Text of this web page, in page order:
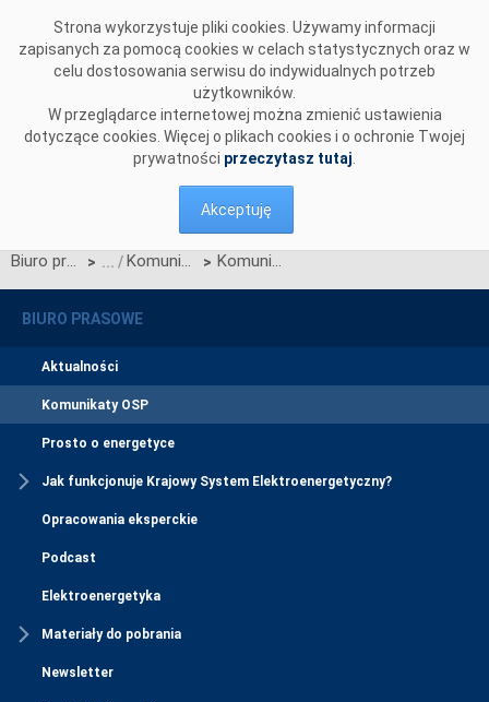
Strona wykorzystuje pliki cookies. Używamy informacji
zapisanych za pomocą cookies w celach statystycznych oraz w
celu dostosowania serwisu do indywidualnych potrzeb
użytkowników.
W przeglądarce internetowej można zmienić ustawienia
dotyczące cookies. Więcej o plikach cookies i o ochronie Twojej
prywatności przeczytasz tutaj
Akceptuję
Biuro prasowe > Komunikaty OSP > Komunikat OSP ws. konsultacji wniosku dot, ustanowienia jednolitej metody dostarczania danych dotyczących wytwarzania i obciążenia wymaganych do ustanowienia wspólnego modelu sieci oraz wniosku w sprawie metody dotyczącej wspólnego modelu sieci.
BIURO PRASOWE
Aktualności
Komunikaty OSP
Prosto o energetyce
Jak funkcjonuje Krajowy System Elektroenergetyczny?
Opracowania eksperckie
Podcast
Elektroenergetyka
Materiały do pobrania
Newsletter